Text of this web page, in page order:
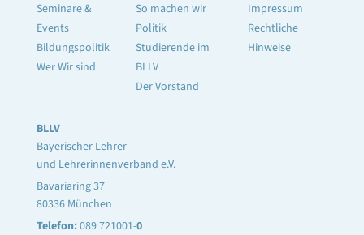
Seminare &
Events
Bildungspolitik
Wer Wir sind
So machen wir
Politik
Studierende im
BLLV
Der Vorstand
Impressum
Rechtliche
Hinweise
BLLV
Bayerischer Lehrer-
und Lehrerinnenverband e.V.
Bavariaring 37
80336 München
Telefon:089 721001-0